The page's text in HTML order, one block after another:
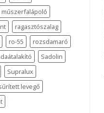
műszerfalápoló
ragasztószalag
ro-55
rozsdamaró
Sadolin
Supralux
levegő